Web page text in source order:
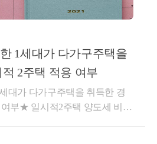
취득일 당시에 종전주택 또는
주택이 조정대상지역이 아니라
날로부터 3년 내에 양도하면 됩
대상지역이더라도 신규주택 취
역이 아니면 됩니다.​(2) 신규주
경우→ 신규주택 취득일 당시에
역이더라도 신규주택 계약일
비과세를 위해 첫번째 주택 매
합니다. 전세를 주고 있어서 2
으면 되는데,실제는 잔금을 7월
습니다. 등기도 7월 23일 이후
시점을 7월22일로 인정 받을수
도일은 실제잔금청산일 vs 실제
입니다.따라서 7월 24일 이후에
1세대가 다가구주택을
2주택 적용 여부
대가 다가구주택을 취득한 경
부★ 일시적2주택 양도세 비과